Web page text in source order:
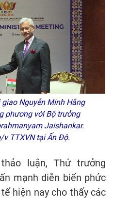
Nguyễn Minh Hằng
phương với Bộ trưởng
Jaishankar.
v TTXVN tại Ấn Độ.
luận, Thứ trưởng
mạnh diễn biến phức
hiện nay cho thấy các